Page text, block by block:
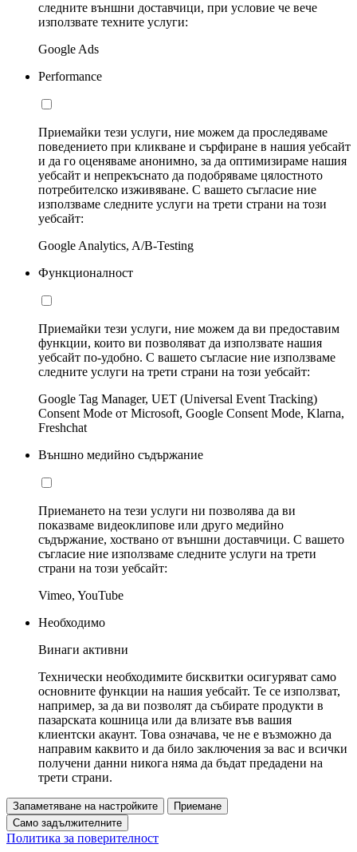
следните външни доставчици, при условие че вече
използвате техните услуги:
Google Ads
Performance
Приемайки тези услуги, ние можем да проследяваме
поведението при кликване и сърфиране в нашия уебсайт
и да го оценяваме анонимно, за да оптимизираме нашия
уебсайт и непрекъснато да подобряваме цялостното
потребителско изживяване. С вашето съгласие ние
използваме следните услуги на трети страни на този
уебсайт:
Google Analytics, A/B-Testing
Функционалност
Приемайки тези услуги, ние можем да ви предоставим
функции, които ви позволяват да използвате нашия
уебсайт по-удобно. С вашето съгласие ние използваме
следните услуги на трети страни на този уебсайт:
Google Tag Manager, UET (Universal Event Tracking)
Consent Mode от Microsoft, Google Consent Mode, Klarna,
Freshchat
Външно медийно съдържание
Приемането на тези услуги ни позволява да ви
показваме видеоклипове или друго медийно
съдържание, хоствано от външни доставчици. С вашето
съгласие ние използваме следните услуги на трети
страни на този уебсайт:
Vimeo, YouTube
Необходимо
Винаги активни
Технически необходимите бисквитки осигуряват само
основните функции на нашия уебсайт. Те се използват,
например, за да ви позволят да събирате продукти в
пазарската кошница или да влизате във вашия
клиентски акаунт. Това означава, че не е възможно да
направим каквито и да било заключения за вас и всички
получени данни никога няма да бъдат предадени на
трети страни.
Запаметяване на настройките
Приемане
Само задължителните
Политика за поверителност